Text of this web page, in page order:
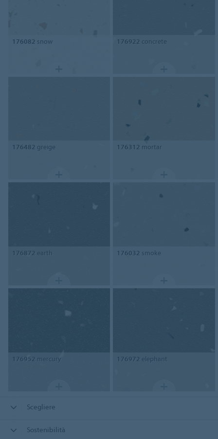
176082 snow 176922 concrete
176482 greige 176312 mortar
176872 earth 176032 smoke
176952 mercury 176972 elephant
Scegliere
Sostenibilità